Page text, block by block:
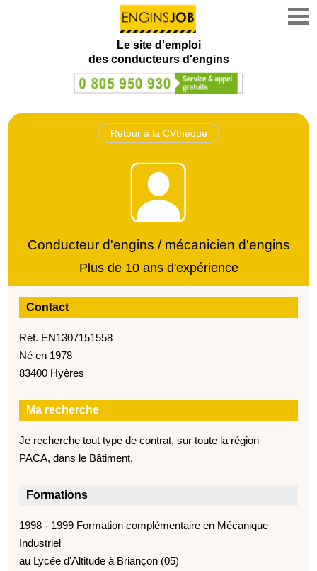
Le site d'emploi
des conducteurs d'engins
Retour à la CVthèque
Conducteur d'engins / mécanicien d'engins
Plus de 10 ans d'expérience
Contact
Réf. EN1307151558
Né en 1978
83400 Hyères
Ma recherche
Je recherche tout type de contrat, sur toute la région
PACA, dans le Bâtiment.
Formations
1998 - 1999 Formation complémentaire en Mécanique
Industriel
au Lycée d'Altitude à Briançon (05)